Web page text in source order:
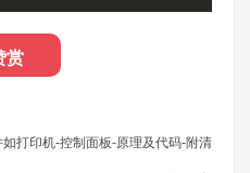
赏
打印机-控制面板-原理及代码-附清